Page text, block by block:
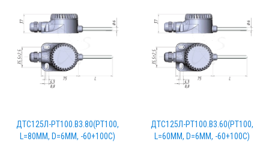
ДТС125Л-PT100.В3.80(PT100,
L=80ММ, D=6ММ, -60+100С)
ДТС125Л-PT100.В3.60(PT100,
L=60ММ, D=6ММ, -60+100С)